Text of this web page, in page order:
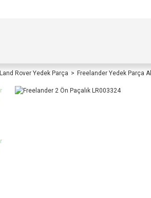
Land Rover Yedek Parça Freelander Yedek Parça